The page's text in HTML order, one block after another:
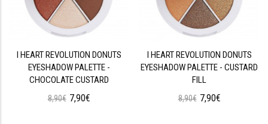
I HEART REVOLUTION DONUTS
EYESHADOW PALETTE -
CHOCOLATE CUSTARD
8,90€ 7,90€
I HEART REVOLUTION DONUTS
EYESHADOW PALETTE - CUSTARD
FILL
8,90€ 7,90€